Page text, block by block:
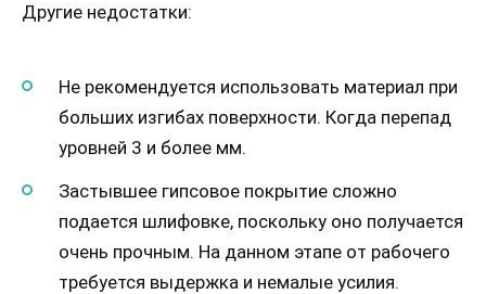
Другие недостатки:
Не рекомендуется использовать материал при
больших изгибах поверхности. Когда перепад
уровней 3 и более мм.
Застывшее гипсовое покрытие сложно
подается шлифовке, поскольку оно получается
очень прочным. На данном этапе от рабочего
требуется выдержка и немалые усилия.